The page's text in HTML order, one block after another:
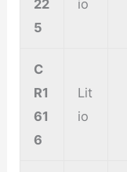
22
5
io
C
R1
61
6
Lit
io